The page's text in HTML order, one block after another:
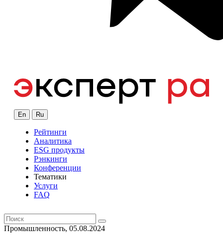
En Ru
Рейтинги
Аналитика
ESG продукты
Рэнкинги
Конференции
Тематики
Услуги
FAQ
Промышленность, 05.08.2024